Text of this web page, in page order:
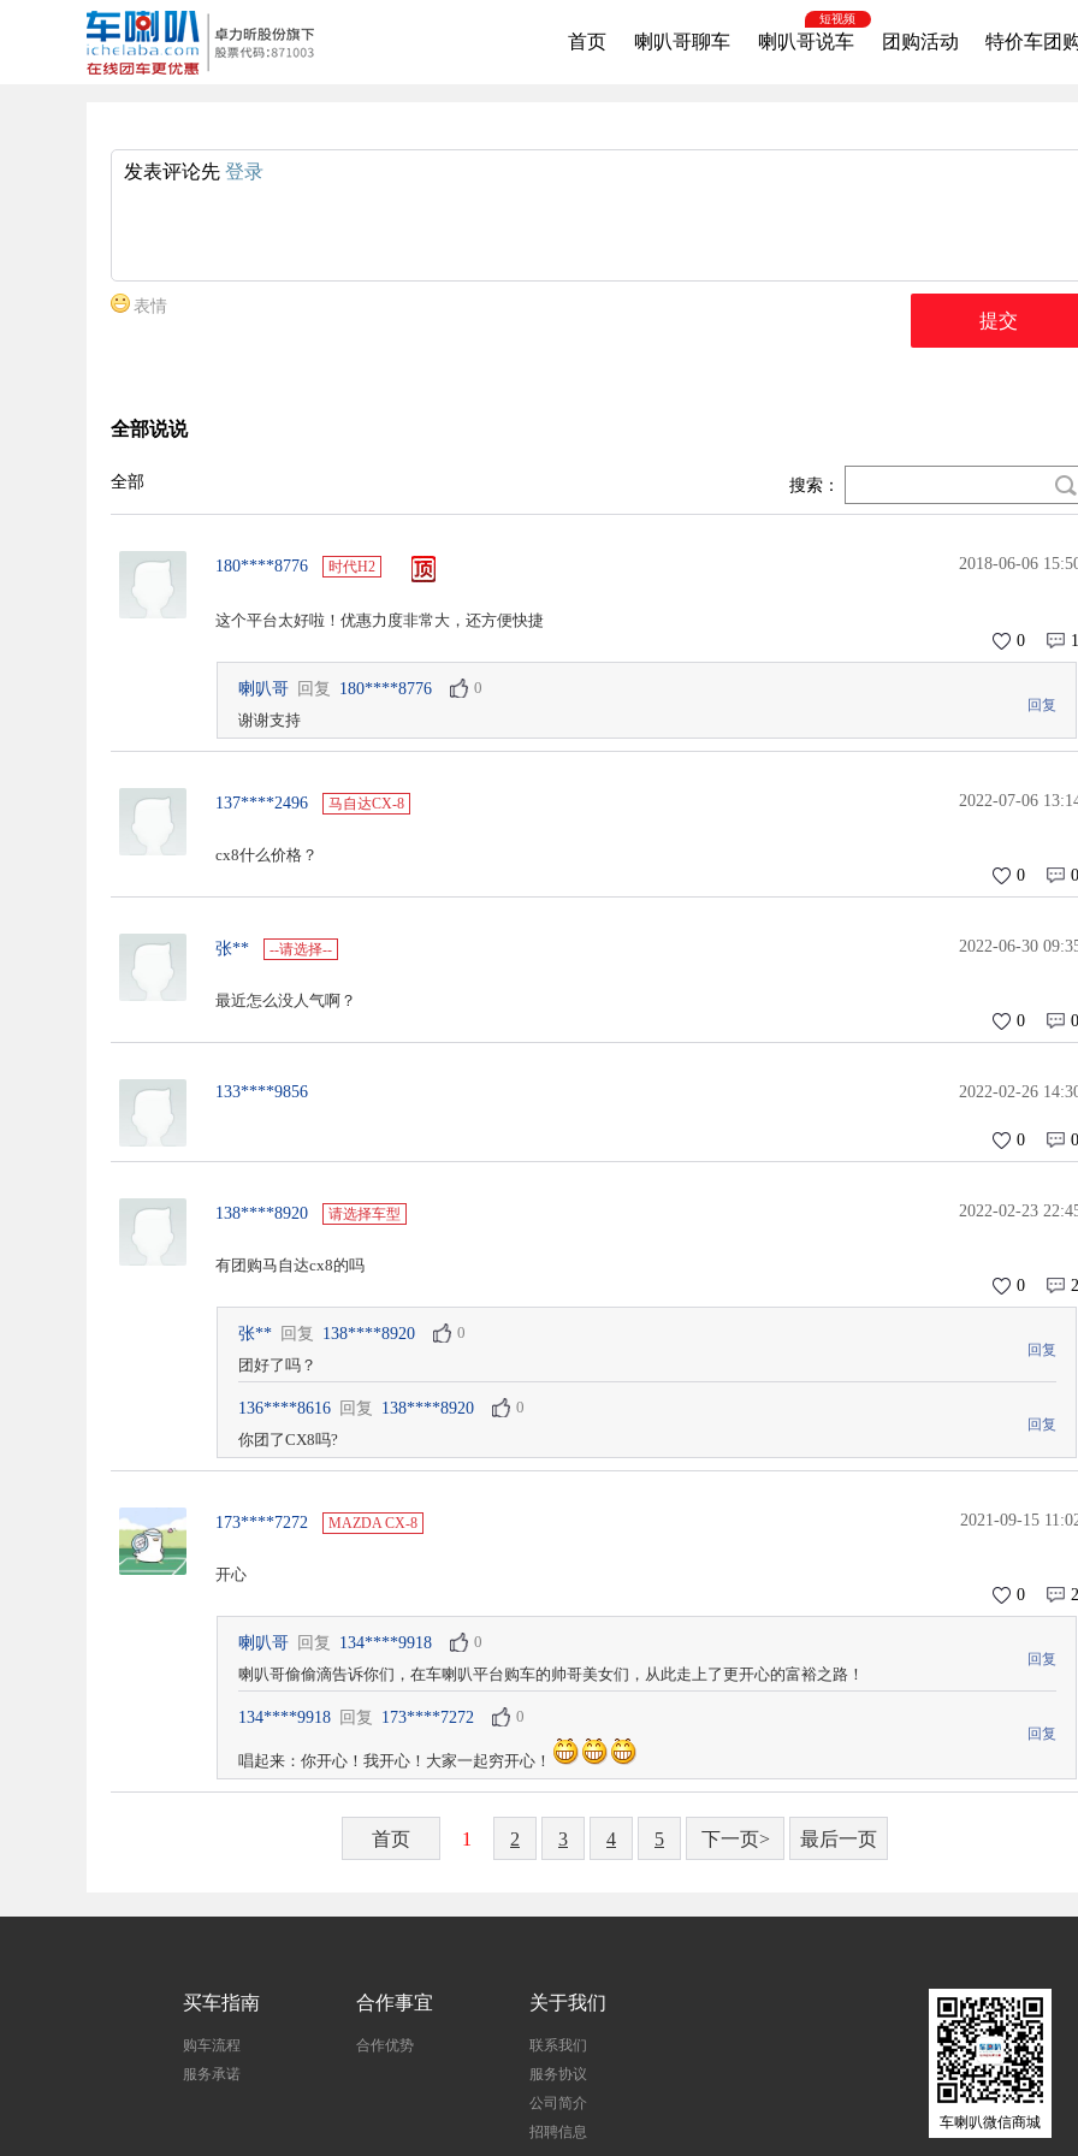
首页 喇叭哥聊车
短视频
喇叭哥说车 团购活动 特价车团
发表评论先 登录
表情
提交
全部说说
全部 搜索：
2018-06-06
180****8776 时代H2
这个平台太好啦！优惠力度非常大，还方便快捷
0
1
喇叭哥 回复 180****8776
0
谢谢支持
回复
2022-07-06
137****2496 马自达CX-8
cx8什么价格？
0
0
2022-06-30
张** --请选择--
最近怎么没人气啊？
0
0
2022-02-26
133****9856
0 0
2022-02-23
138****8920 请选择车型
有团购马自达cx8的吗
0
2
张** 回复 138****8920
0
团好了吗？
回复
136****8616 回复 138****8920
0
你团了CX8吗?
回复
2021-09-15
173****7272 MAZDA CX-8
开心
0
2
喇叭哥 回复 134****9918
0
喇叭哥偷偷滴告诉你们，在车喇叭平台购车的帅哥美女们，从此走上了更开心的富裕之路！
回复
134****9918 回复 173****7272 0
唱起来：你开心！我开心！大家一起穷开心！
回复
首页 1 2 3 4 5 下一页> 最后一页
买车指南
购车流程
服务承诺
合作事宜
合作优势
关于我们
联系我们
服务协议
公司简介
招聘信息
车喇叭微信商城